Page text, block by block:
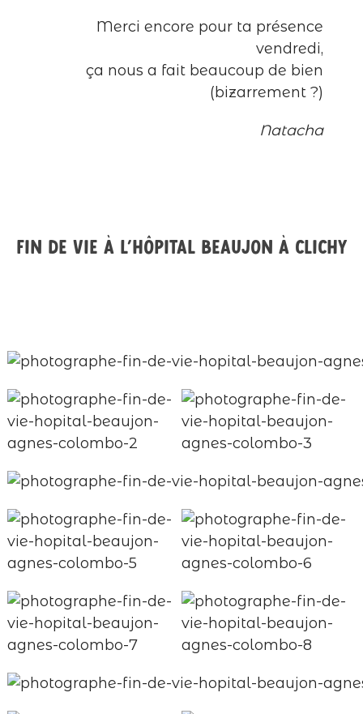
Merci encore pour ta présence
vendredi,
ça nous a fait beaucoup de bien
(bizarrement ?)
Natacha
Fin de vie à l’hôpital Beaujon à Clichy